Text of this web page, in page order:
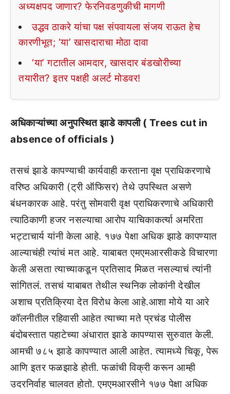
अध्यक्षपद जाणार? फेरनिवडणुकीची मागणी
उद्धव ठाकरे यांचा पक्ष संपवायला संजय राऊत हेच
कारणीभूत; ‘या’ खासदाराचा मोठा दावा
‘या’ गटातील आमदार, खासदार बंडखोरीच्या
तयारीत? इतर पक्षही अलर्ट मोडवर!
अधिकाऱ्यांच्या अनुपस्थित झाडे कापली ( Trees cut in
absence of officials )
तसचं झाडे कापण्याची कार्यवाही करताना वृक्ष प्राधिकरणाचे
वरिष्ठ अधिकारी (ट्री ऑफिसर) तेथे उपस्थित असणे
बंधनकारक आहे. परंतु सोमवारी वृक्ष प्राधिकरणाचे अधिकारी
त्याठिकाणी हजर नसल्याचा आरोप याचिकाकर्त्या अमरिता
भट्टाचार्य यांनी केला आहे. १७७ पेक्षा अधिक झाडे कापण्यात
आल्याचंही त्यांचं मत आहे. याबाबत एमएमआरसीकडे विचारणा
केली असता त्याच्याकडून प्रतिसाद मिळत नसल्याचं त्यांनी
सांगितलं. तसचं याबाबत तेथील स्थनिक लोकांनी देखील
अशाच प्रतिक्रिया देत विरोध केला आहे.आशा मोये या आरे
कॉलनीतील रहिवासी आहेत त्याच्या मते प्रचंड पोलीस
बंदोबस्तात पहाटेच्या अंधारात झाडे कापण्यास सुरुवात केली.
आमची ७८५ झाडे कापण्यात आली आहेत. त्यामध्ये चिकू, पेरू
आणि इतर फळझाडे होती. फळांची विक्री करून आम्ही
उदरनिर्वाह चालवत होतो. एमएमआरसीने १७७ पेक्षा अधिक